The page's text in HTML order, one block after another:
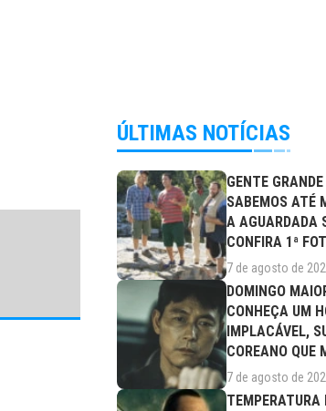
ÚLTIMAS NOTÍCIAS
GENTE
SABEMOS ATÉ
A AGUARDADA
CONFIRA 1ª
ELENCO!
7 de agosto de
DOMINGO
CONHEÇA UM
IMPLACÁVEL,
COREANO QUE
DRAMA
7 de agosto de